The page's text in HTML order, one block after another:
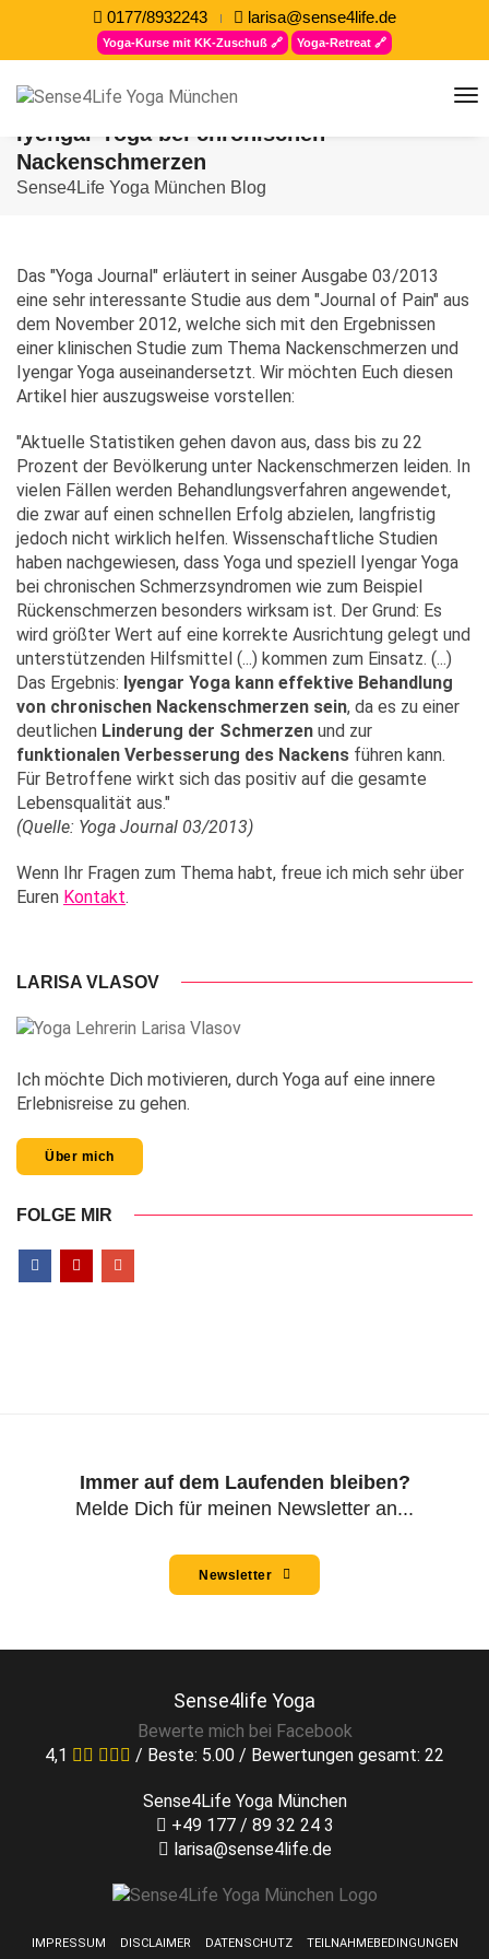
0177/8932243 larisa@sense4life.de
Yoga-Kurse mit KK-Zuschuß 🔗 Yoga-Retreat 🔗
Iyengar Yoga bei chronischen
Nackenschmerzen
Sense4Life Yoga München Blog
Das "Yoga Journal" erläutert in seiner Ausgabe 03/2013
eine sehr interessante Studie aus dem "Journal of Pain" aus
dem November 2012, welche sich mit den Ergebnissen
einer klinischen Studie zum Thema Nackenschmerzen und
Iyengar Yoga auseinandersetzt. Wir möchten Euch diesen
Artikel hier auszugsweise vorstellen:
"Aktuelle Statistiken gehen davon aus, dass bis zu 22
Prozent der Bevölkerung unter Nackenschmerzen leiden. In
vielen Fällen werden Behandlungsverfahren angewendet,
die zwar auf einen schnellen Erfolg abzielen, langfristig
jedoch nicht wirklich helfen. Wissenschaftliche Studien
haben nachgewiesen, dass Yoga und speziell Iyengar Yoga
bei chronischen Schmerzsyndromen wie zum Beispiel
Rückenschmerzen besonders wirksam ist. Der Grund: Es
wird größter Wert auf eine korrekte Ausrichtung gelegt und
unterstützenden Hilfsmittel (...) kommen zum Einsatz. (...)
Das Ergebnis: Iyengar Yoga kann effektive Behandlung
von chronischen Nackenschmerzen sein, da es zu einer
deutlichen Linderung der Schmerzen und zur
funktionalen Verbesserung des Nackens führen kann.
Für Betroffene wirkt sich das positiv auf die gesamte
Lebensqualität aus."
(Quelle: Yoga Journal 03/2013)
Wenn Ihr Fragen zum Thema habt, freue ich mich sehr über
Euren Kontakt.
LARISA VLASOV
Ich möchte Dich motivieren, durch Yoga auf eine innere
Erlebnisreise zu gehen.
Über mich
FOLGE MIR
Immer auf dem Laufenden bleiben?
Melde Dich für meinen Newsletter an...
Newsletter
Sense4life Yoga
Bewerte mich bei Facebook
4,1
/ Beste: 5.00 / Bewertungen gesamt: 22
Sense4Life Yoga München
+49 177 / 89 32 24 3
larisa@sense4life.de
IMPRESSUM DISCLAIMER DATENSCHUTZ TEILNAHMEBEDINGUNGEN